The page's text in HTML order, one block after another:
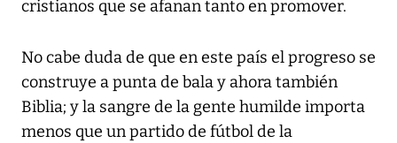
cristianos que se afanan tanto en promover.
No cabe duda de que en este país el progreso se
construye a punta de bala y ahora también
Biblia; y la sangre de la gente humilde importa
menos que un partido de fútbol de la